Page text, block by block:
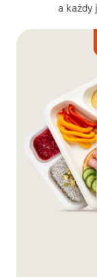
a każdy
Dieta